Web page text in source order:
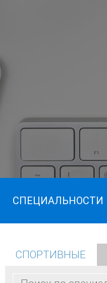
СПЕЦИАЛЬНОСТИ
СПОРТИВНЫЕ